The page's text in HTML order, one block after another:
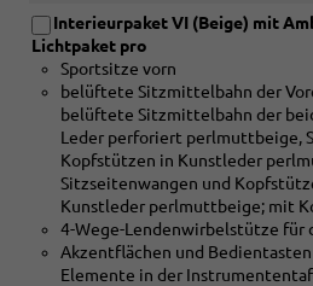
Verbindung
mit
[5MC]
Dekoreinlagen
Holz
Linde
Sediment
silbergrau
naturell
oder
[5MF]
Dekoreinlagen
Interieurpaket VI (Beige) mit
Lichtpaket pro
Sportsitze vorn
belüftete Sitzmittelbahn der
belüftete Sitzmittelbahn der
Leder perforiert perlmuttbeige,
Kopfstützen in Kunstleder
Sitzseitenwangen und
Kunstleder perlmuttbeige; mit
4-Wege-Lendenwirbelstütze für
Akzentflächen und
Elemente in der